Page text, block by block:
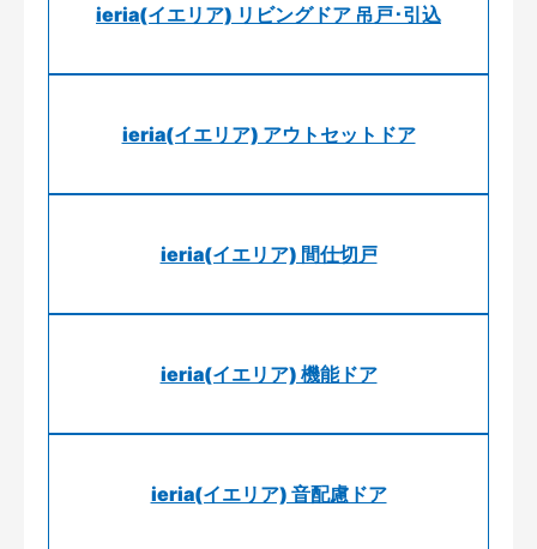
ieria(イエリア) リビングドア 吊戸･引込
ieria(イエリア) アウトセットドア
ieria(イエリア) 間仕切戸
ieria(イエリア) 機能ドア
ieria(イエリア) 音配慮ドア